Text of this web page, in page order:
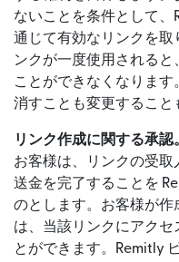
ないことを条件として
通じて有効なリンクを取
ンクが一度使用される
ことができなくなります
消すことも変更すること
リンク作成に関する承認
お客様は、リンクの受
送金を完了することを
のとします。お客様が作
は、当該リンクにアクセ
とができます。Remitly